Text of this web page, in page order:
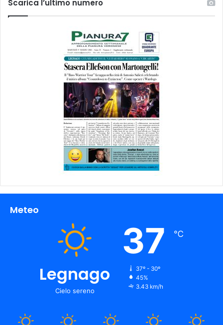
Scarica l’ultimo numero
Meteo
Legnago
Cielo sereno
37 ℃
37º - 30º
45%
3.43 km/h